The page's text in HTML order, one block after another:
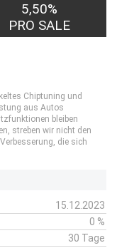
5,50%
PRO SALE
Chiptuning und
aus Autos
bleiben
streben wir nicht den
die sich
15.12.2023
0 %
30 Tage